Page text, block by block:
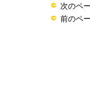
次のペ
前のペ